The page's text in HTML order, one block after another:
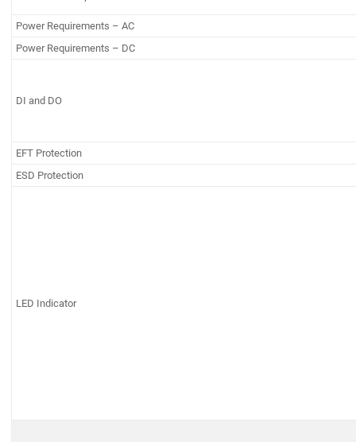
Power Requirements – AC
Power Requirements – DC
DI and DO
EFT Protection
ESD Protection
LED Indicator